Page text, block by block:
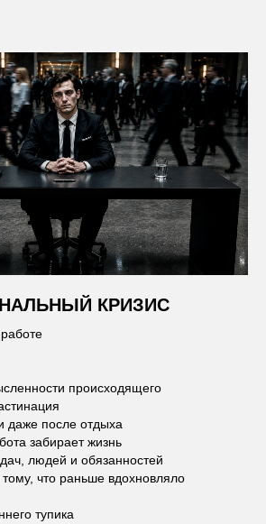
КРИЗИС
происходящего
даже после отдыха
забирает жизнь
людей и обязанностей
что раньше вдохновляло
тупика